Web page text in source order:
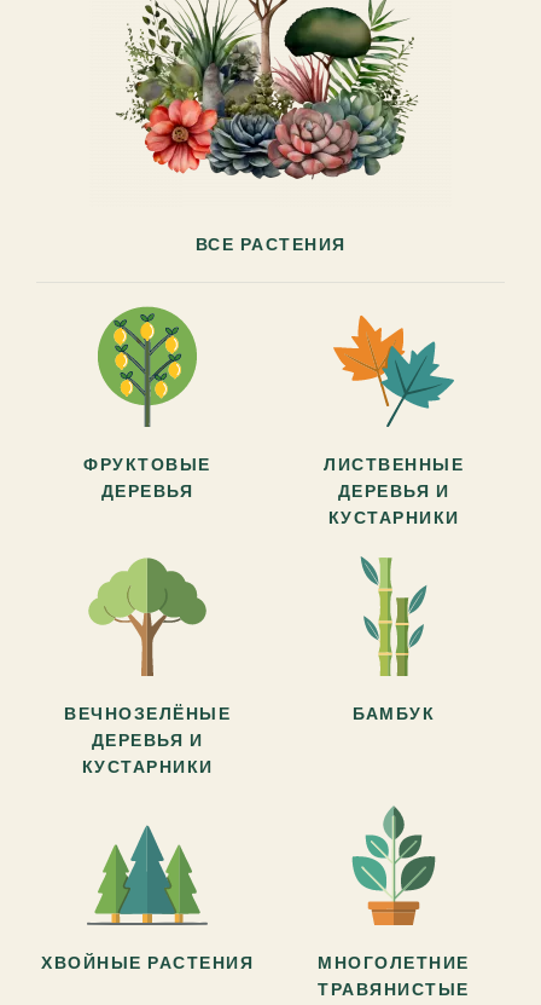
ВСЕ РАСТЕНИЯ
ФРУКТОВЫЕ
ДЕРЕВЬЯ
ЛИСТВЕННЫЕ
ДЕРЕВЬЯ И
КУСТАРНИКИ
ВЕЧНОЗЕЛЁНЫЕ
ДЕРЕВЬЯ И
КУСТАРНИКИ
БАМБУК
ХВОЙНЫЕ РАСТЕНИЯ
МНОГОЛЕТНИЕ
ТРАВЯНИСТЫЕ